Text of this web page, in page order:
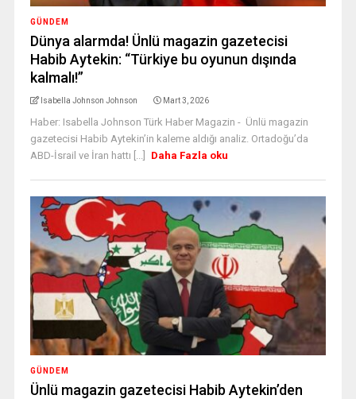
GÜNDEM
Dünya alarmda! Ünlü magazin gazetecisi
Habib Aytekin: “Türkiye bu oyunun dışında
kalmalı!”
Isabella Johnson Johnson Mart 3, 2026
Haber: Isabella Johnson Türk Haber Magazin - Ünlü magazin
gazetecisi Habib Aytekin’in kaleme aldığı analiz. Ortadoğu’da
ABD-İsrail ve İran hattı [...]
Daha Fazla oku
GÜNDEM
Ünlü magazin gazetecisi Habib Aytekin’den